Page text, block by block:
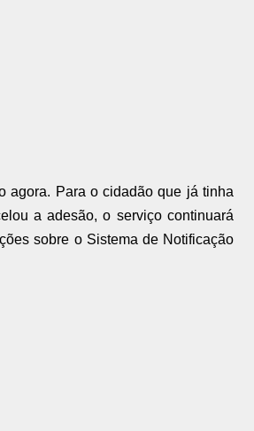
agora. Para o cidadão que já tinha
a adesão, o serviço continuará
sobre o Sistema de Notificação